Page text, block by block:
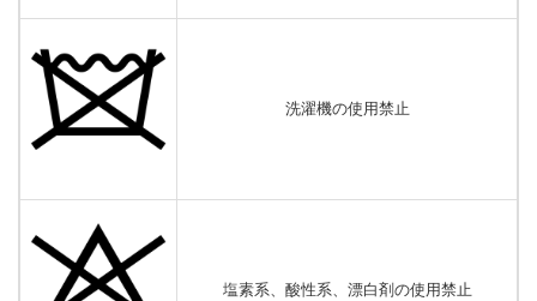
洗濯機の使用禁止
塩素系、酸性系、漂白剤の使用禁止